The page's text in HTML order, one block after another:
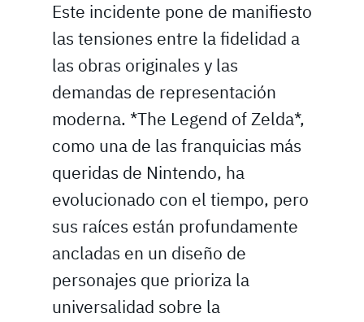
Este incidente pone de manifiesto
las tensiones entre la fidelidad a
las obras originales y las
demandas de representación
moderna. *The Legend of Zelda*,
como una de las franquicias más
queridas de Nintendo, ha
evolucionado con el tiempo, pero
sus raíces están profundamente
ancladas en un diseño de
personajes que prioriza la
universalidad sobre la